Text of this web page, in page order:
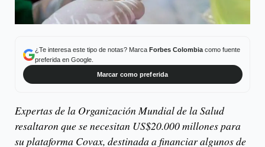
¿Te interesa este tipo de notas? Marca Forbes Colombiacomo fuente
preferida en Google.
Marcar como preferida
Expertas de la Organización Mundial de la Salud
resaltaron que se necesitan US$20.000 millones para
su plataforma Covax, destinada a financiar algunos de